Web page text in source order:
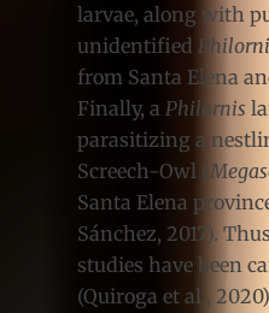
larvae, along with
unidentified
from Santa Elena
Finally, a Philornis
parasitizing a
Screech-Owl (
Santa Elena
Sánchez, 2017).
studies have been
(Quiroga et al.,